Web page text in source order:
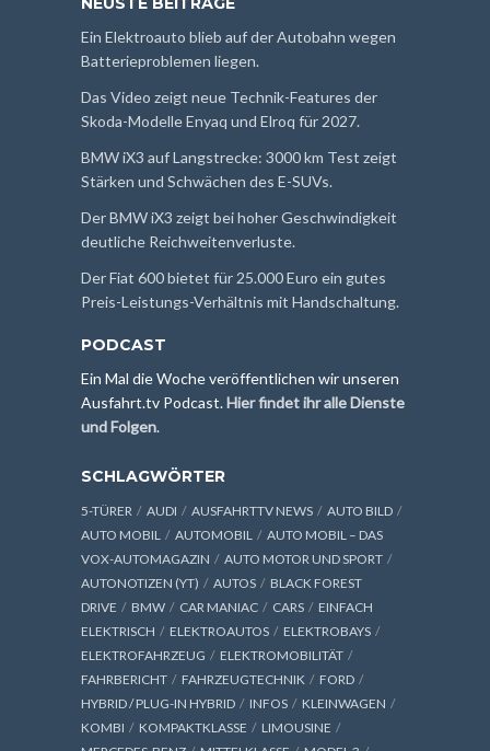
Ein Elektroauto blieb auf der Autobahn wegen
Batterieproblemen liegen.
Das Video zeigt neue Technik-Features der
Skoda-Modelle Enyaq und Elroq für 2027.
BMW iX3 auf Langstrecke: 3000 km Test zeigt
Stärken und Schwächen des E-SUVs.
Der BMW iX3 zeigt bei hoher Geschwindigkeit
deutliche Reichweitenverluste.
Der Fiat 600 bietet für 25.000 Euro ein gutes
Preis-Leistungs-Verhältnis mit Handschaltung.
PODCAST
Ein Mal die Woche veröffentlichen wir unseren
Ausfahrt.tv Podcast.Hier findet ihr alle Dienste
und Folgen.
SCHLAGWÖRTER
5-TÜRER AUDI AUSFAHRTTV NEWS
AUTO BILD
AUTO MOBIL
AUTOMOBIL
AUTO MOBIL – DAS
VOX-AUTOMAGAZIN
AUTO MOTOR UND SPORT
AUTONOTIZEN (YT)
AUTOS
BLACK FOREST
DRIVE
BMW CAR MANIAC CARS
EINFACH
ELEKTRISCH
ELEKTROAUTOS
ELEKTROBAYS
ELEKTROFAHRZEUG
ELEKTROMOBILITÄT
FAHRBERICHT
FAHRZEUGTECHNIK
FORD
HYBRID / PLUG-IN HYBRID
INFOS
KLEINWAGEN
KOMBI
KOMPAKTKLASSE
LIMOUSINE